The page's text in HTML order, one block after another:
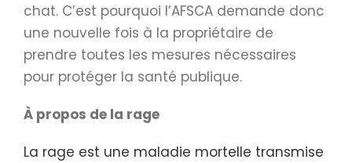
chat. C’est pourquoi l’AFSCA demande donc
une nouvelle fois à la propriétaire de
prendre toutes les mesures nécessaires
pour protéger la santé publique.
À propos de la rage
La rage est une maladie mortelle transmise